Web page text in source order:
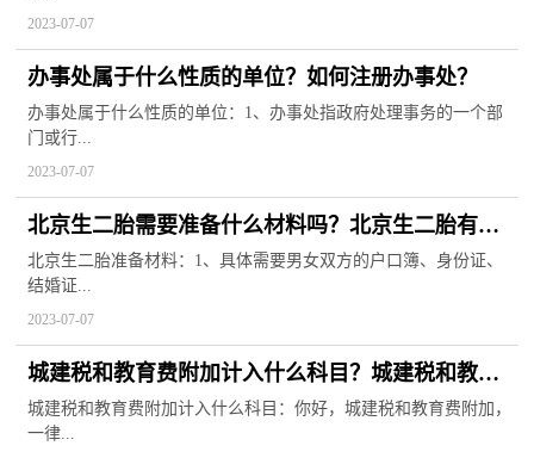
2023-07-07
办事处属于什么性质的单位？如何注册办事处？
办事处属于什么性质的单位：1、办事处指政府处理事务的一个部
门或行...
2023-07-07
北京生二胎需要准备什么材料吗？北京生二胎有奖
励政策吗？
北京生二胎准备材料：1、具体需要男女双方的户口簿、身份证、
结婚证...
2023-07-07
城建税和教育费附加计入什么科目？城建税和教育
附加费怎么算？
城建税和教育费附加计入什么科目：你好，城建税和教育费附加，
一律...